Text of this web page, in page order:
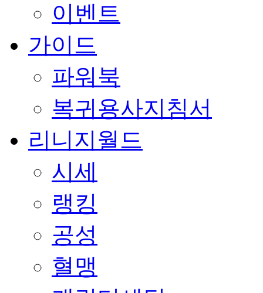
이벤트
가이드
파워북
복귀용사지침서
리니지월드
시세
랭킹
공성
혈맹